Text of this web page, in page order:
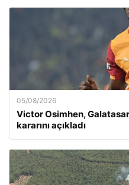
05/08/2026
Victor Osimhen,
kararını açıkladı